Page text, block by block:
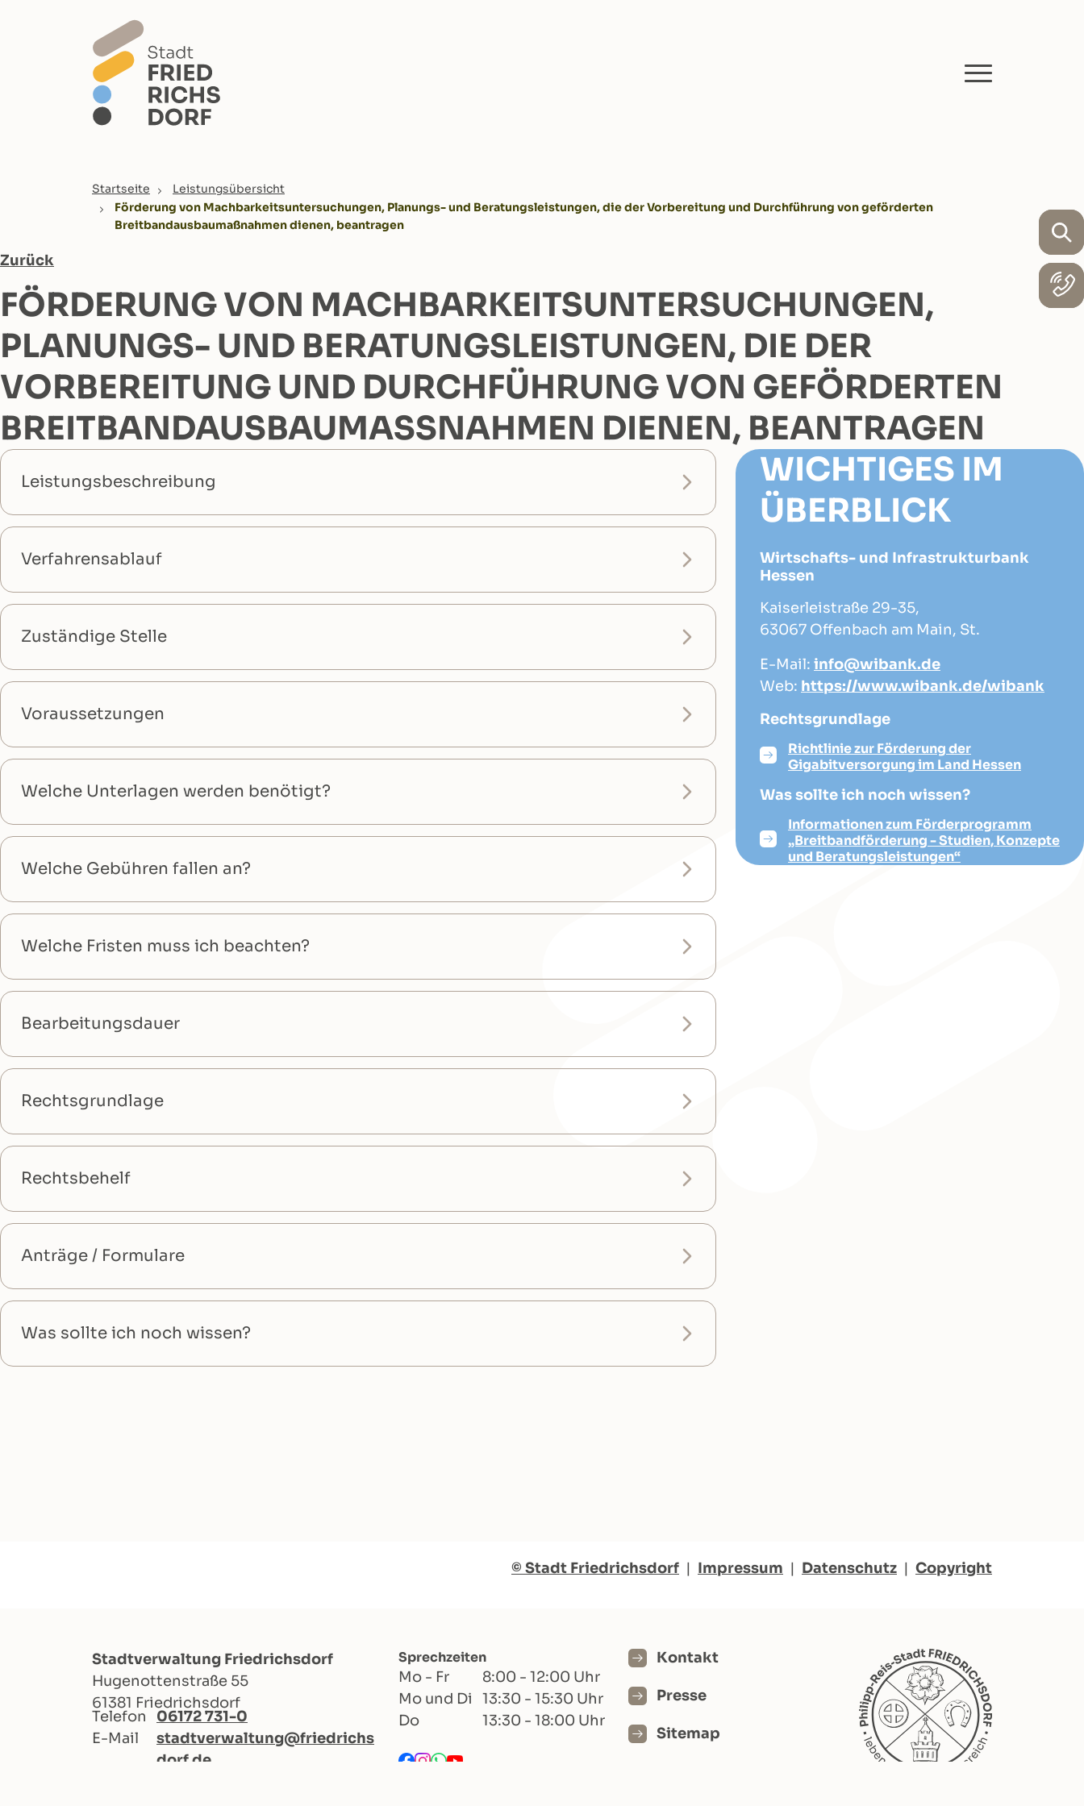
You are here:
Startseite
Leistungsübersicht
Förderung von Machbarkeitsuntersuchungen, Planungs- und Beratungsleistungen, die der Vorbereitung und Durchführung von geförderten
Breitbandausbaumaßnahmen dienen, beantragen
Zurück
FÖRDERUNG VON MACHBARKEITSUNTERSUCHUNGEN,
PLANUNGS- UND BERATUNGSLEISTUNGEN, DIE DER
VORBEREITUNG UND DURCHFÜHRUNG VON GEFÖRDERTEN
BREITBANDAUSBAUMASSNAHMEN DIENEN, BEANTRAGEN
Leistungsbeschreibung
Verfahrensablauf
Zuständige Stelle
Voraussetzungen
Welche Unterlagen werden benötigt?
Welche Gebühren fallen an?
Welche Fristen muss ich beachten?
Bearbeitungsdauer
Rechtsgrundlage
Rechtsbehelf
Anträge / Formulare
Was sollte ich noch wissen?
WICHTIGES IM
ÜBERBLICK
Wirtschafts- und Infrastrukturbank
Hessen
Kaiserleistraße 29-35,
63067 Offenbach am Main, St.
E-Mail: info@wibank.de
Web: https://www.wibank.de/wibank
Rechtsgrundlage
Richtlinie zur Förderung der
Gigabitversorgung im Land Hessen
Was sollte ich noch wissen?
Informationen zum Förderprogramm
„Breitbandförderung - Studien, Konzepte
und Beratungsleistungen“
© Stadt Friedrichsdorf | Impressum | Datenschutz | Copyright
Stadtverwaltung Friedrichsdorf
Hugenottenstraße 55
61381 Friedrichsdorf
Telefon
06172 731-0
E-Mail
stadtverwaltung@friedrichs
dorf.de
Sprechzeiten
Mo - Fr
8:00 - 12:00 Uhr
Mo und Di
13:30 - 15:30 Uhr
Do
13:30 - 18:00 Uhr
Kontakt
Presse
Sitemap